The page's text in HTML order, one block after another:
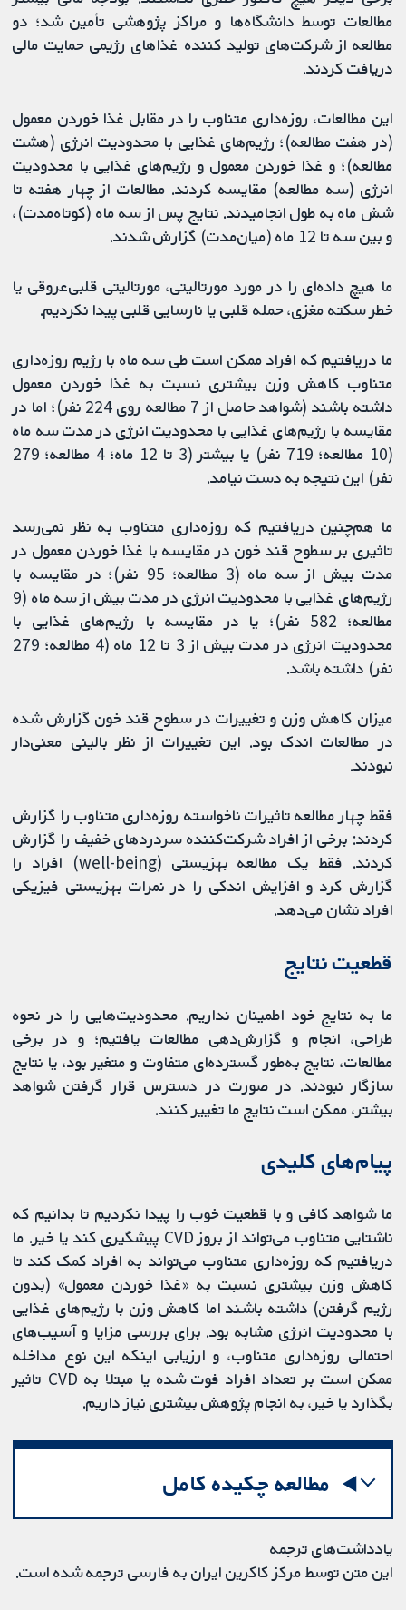
مطالعات توسط دانشگاه‌ها و مراکز پژوهشی تأمین ‌شد؛ دو
مطالعه از شرکت‌های تولید کننده غذاهای رژیمی حمایت مالی
دریافت ‌کردند.
این مطالعات، روزه‌داری متناوب را در مقابل غذا خوردن معمول
(در هفت مطالعه)؛ رژیم‌های غذایی با محدودیت انرژی (هشت
مطالعه)؛ و غذا خوردن معمول و رژیم‌های غذایی با محدودیت
انرژی (سه مطالعه) مقایسه کردند. مطالعات از چهار هفته تا
شش ماه به طول انجامیدند. نتایج پس از سه ماه (کوتاه‌مدت)،
و بین سه تا 12 ماه (میان‌مدت) گزارش شدند.
ما هیچ داده‌ای را در مورد مورتالیتی، مورتالیتی قلبی‌عروقی یا
خطر سکته مغزی، حمله قلبی یا نارسایی قلبی پیدا نکردیم.
ما دریافتیم که افراد ممکن است طی سه ماه با رژیم روزه‌داری
متناوب کاهش وزن بیشتری نسبت به غذا خوردن معمول
داشته باشند (شواهد حاصل از 7 مطالعه روی 224 نفر)؛ اما در
مقایسه با رژیم‌های غذایی با محدودیت انرژی در مدت سه ماه
(10 مطالعه؛ 719 نفر) یا بیشتر (3 تا 12 ماه؛ 4 مطالعه؛ 279
نفر) این نتیجه به ‌دست نیامد.
ما هم‌چنین دریافتیم که روزه‌داری متناوب به نظر نمی‌رسد
تاثیری بر سطوح قند خون در مقایسه با غذا خوردن معمول در
مدت بیش از سه ماه (3 مطالعه؛ 95 نفر)؛ در مقایسه با
رژیم‌های غذایی با محدودیت انرژی در مدت بیش از سه ماه (9
مطالعه؛ 582 نفر)؛ یا در مقایسه با رژیم‌های غذایی با
محدودیت انرژی در مدت بیش از 3 تا 12 ماه (4 مطالعه؛ 279
نفر) داشته باشد.
میزان کاهش وزن و تغییرات در سطوح قند خون گزارش شده
در مطالعات اندک بود. این تغییرات از نظر بالینی معنی‌دار
نبودند.
فقط چهار مطالعه تاثیرات ناخواسته روزه‌داری متناوب را گزارش
کردند: برخی از افراد شرکت‌کننده سردردهای خفیف را گزارش
کردند. فقط یک مطالعه بهزیستی (well-being) افراد را
گزارش کرد و افزایش اندکی را در نمرات بهزیستی فیزیکی
افراد نشان می‌دهد.
قطعیت نتایج
ما به نتایج خود اطمینان نداریم. محدودیت‌هایی را در نحوه
طراحی، انجام و گزارش‌دهی مطالعات یافتیم؛ و در برخی
مطالعات، نتایج به‌طور گسترده‌ای متفاوت و متغیر بود، یا نتایج
سازگار نبودند. در صورت در دسترس قرار گرفتن شواهد
بیشتر، ممکن است نتایج ما تغییر کنند.
پیام‌های کلیدی
ما شواهد کافی و با قطعیت خوب را پیدا نکردیم تا بدانیم که
ناشتایی متناوب می‌تواند از بروز CVD پیشگیری کند یا خیر. ما
دریافتیم که روزه‌داری متناوب می‌تواند به افراد کمک کند تا
کاهش وزن بیشتری نسبت به «غذا خوردن معمول» (بدون
رژیم گرفتن) داشته باشند اما کاهش وزن با رژیم‌های غذایی
با محدودیت انرژی مشابه بود. برای بررسی مزایا و آسیب‌های
احتمالی روزه‌داری متناوب، و ارزیابی اینکه این نوع مداخله
ممکن است بر تعداد افراد فوت شده یا مبتلا به CVD تاثیر
بگذارد یا خیر، به انجام پژوهش بیشتری نیاز داریم.
مطالعه چکیده کامل
یادداشت‌های ترجمه
این متن توسط مرکز کاکرین ایران به فارسی ترجمه شده است.